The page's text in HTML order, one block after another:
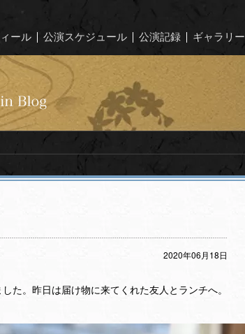
ール 公演スケジュール 公演記録 ギャラリー
2020年06月18日
た。昨日は届け物に来てくれた友人とランチへ。